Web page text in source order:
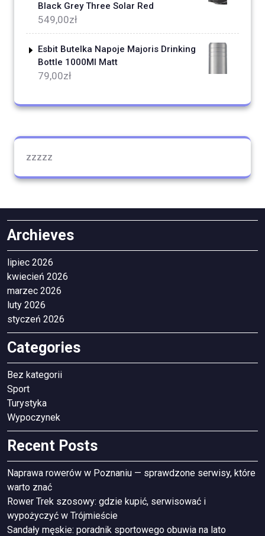
Black Grey Three Solar Red
549,00zł
Esbit Butelka Napoje Majoris Drinking
Bottle 1000Ml Matt
79,00zł
zzzzz
Archieves
lipiec 2026
kwiecień 2026
marzec 2026
luty 2026
styczeń 2026
Categories
Bez kategorii
Sport
Turystyka
Wypoczynek
Recent Posts
Naprawa rowerów w Poznaniu — sprawdzone serwisy, które
warto znać
Rower Trek szosowy: gdzie kupić, serwisować i
wypożyczyć w Trójmieście
Sandały męskie: poradnik sportowego obuwia na lato